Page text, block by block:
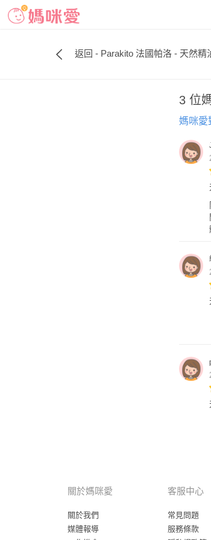
返回 - Parakito 法國帕洛 - 天然精
3 位
媽咪愛
關於媽咪愛
關於我們
媒體報導
客服中心
常見問題
服務條款